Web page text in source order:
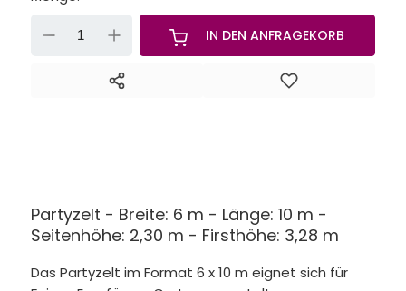
IN DEN ANFRAGEKORB
Partyzelt - Breite: 6 m - Länge: 10 m -
Seitenhöhe: 2,30 m - Firsthöhe: 3,28 m
Das Partyzelt im Format 6 x 10 m eignet sich für